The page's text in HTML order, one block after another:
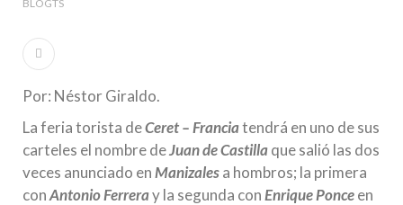
BLOGTS
Por: Néstor Giraldo.
La feria torista deCeret – Franciatendrá en uno de sus
carteles el nombre deJuan de Castillaque salió las dos
veces anunciado enManizalesa hombros; la primera
conAntonio Ferreray la segunda conEnrique Ponceen